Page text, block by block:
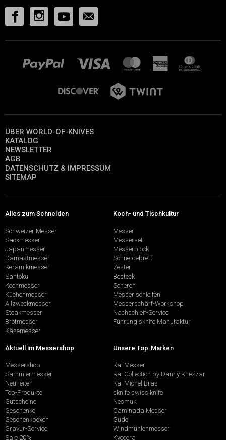
ÜBER WORLD-OF-KNIVES
KATALOG
NEWSLETTER
AGB
DATENSCHUTZ & IMPRESSUM
SITEMAP
Alles zum Schneiden
Schweizer Messer
Sackmesser
Japanmesser
Damastmesser
Keramikmesser
Santoku
Kochmesser
Küchenmesser
Allzweckmesser
Steakmesser
Brotmesser
Käsemesser
Koch- und Tischkultur
Messer
Messerset
Messerblock
Schneidebrett
Zester
Besteck
Scheren
Messer schleifen
Messerschärf-Workshop
Nachschleif-Service
Führung sknife Manufaktur
Aktuell im Messershop
Messershop
Sammlermesser
Neuheiten
Top-Produkte
Gutscheine
Geschenke
Geschenkboxen
Gravur-Service
Sale 20%
Unsere Top-Marken
Kai Messer
Kai Collection by Danny Khezzar
Kai Michel Bras
sknife swiss knife
Nesmuk
Caminada Messer
Güde
Windmühlenmesser
Kyocera